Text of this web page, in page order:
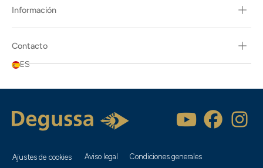
Información
Contacto
ES
Ajustes de cookies Aviso legal Condiciones generales